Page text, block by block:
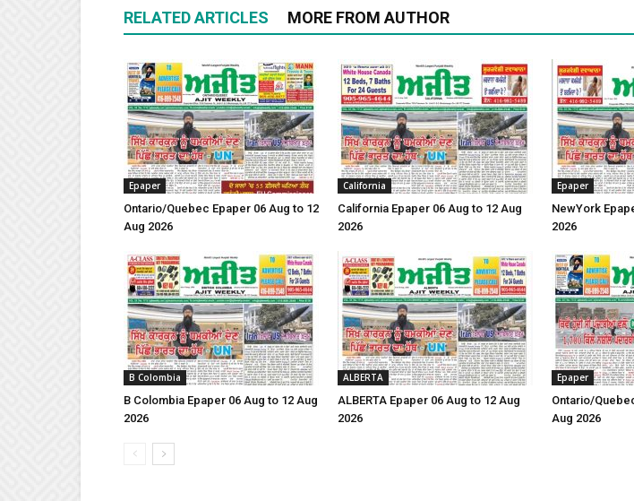
RELATED ARTICLES MORE FROM AUTHOR
Epaper
Ontario/Quebec Epaper 06 Aug to 12
Aug 2026
California
California Epaper 06 Aug to 12 Aug
2026
Epaper
NewYork
2026
B Colombia
B Colombia Epaper 06 Aug to 12 Aug
2026
ALBERTA
ALBERTA Epaper 06 Aug to 12 Aug
2026
Epaper
Ontario/
Aug 2026